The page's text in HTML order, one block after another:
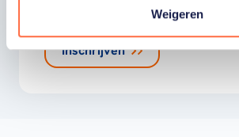
Weigeren
Privacyverklaring
Inschrijven